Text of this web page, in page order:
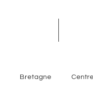
Bretagne